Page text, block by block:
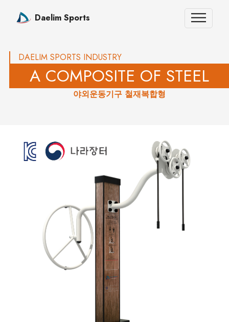
Daelim Sports
DAELIM SPORTS INDUSTRY
A COMPOSITE OF STEEL
야외운동기구 철재복합형